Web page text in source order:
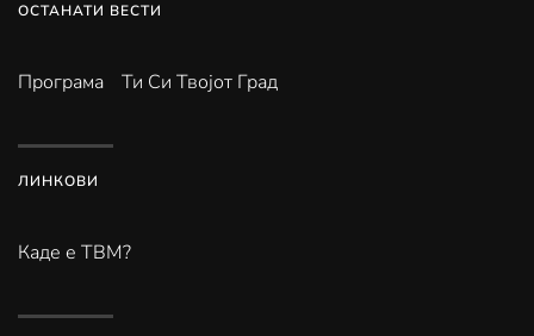
ОСТАНАТИ ВЕСТИ
Програма Ти Си Твојот Град
ЛИНКОВИ
Каде е ТВМ?